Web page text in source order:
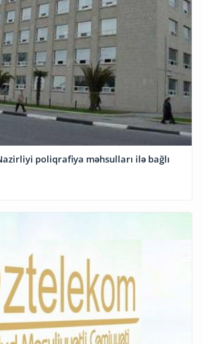
poliqrafiya məhsulları ilə bağlı